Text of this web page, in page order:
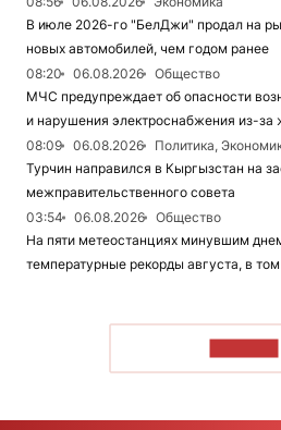
В июле 2026-го "БелДжи" продал на
новых автомобилей, чем годом ранее
08:20
06.08.2026
Общество
МЧС предупреждает об опасности
и нарушения электроснабжения из-за
08:09
06.08.2026
Политика,
Турчин направился в Кыргызстан на
межправительственного совета
03:54
06.08.2026
Общество
На пяти метеостанциях минувшим
температурные рекорды августа, в